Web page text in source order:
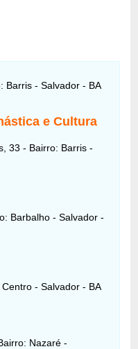
Barris - Salvador - BA
e Cultura
33 - Bairro: Barris -
Barbalho - Salvador -
- Salvador - BA
Nazaré -